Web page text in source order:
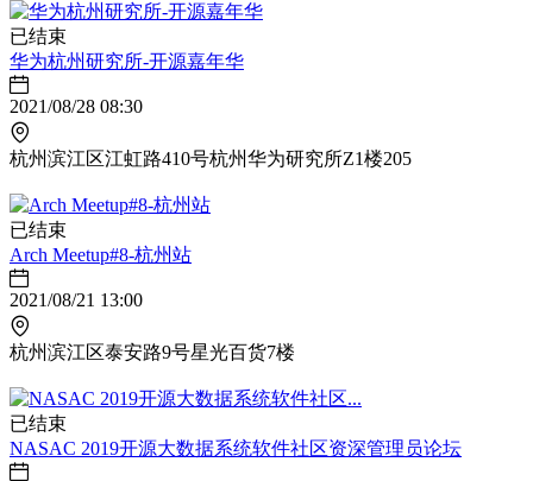
已结束
华为杭州研究所-开源嘉年华
2021/08/28 08:30
杭州滨江区江虹路410号杭州华为研究所Z1楼205
已结束
Arch Meetup#8-杭州站
2021/08/21 13:00
杭州滨江区泰安路9号星光百货7楼
已结束
NASAC 2019开源大数据系统软件社区资深管理员论坛